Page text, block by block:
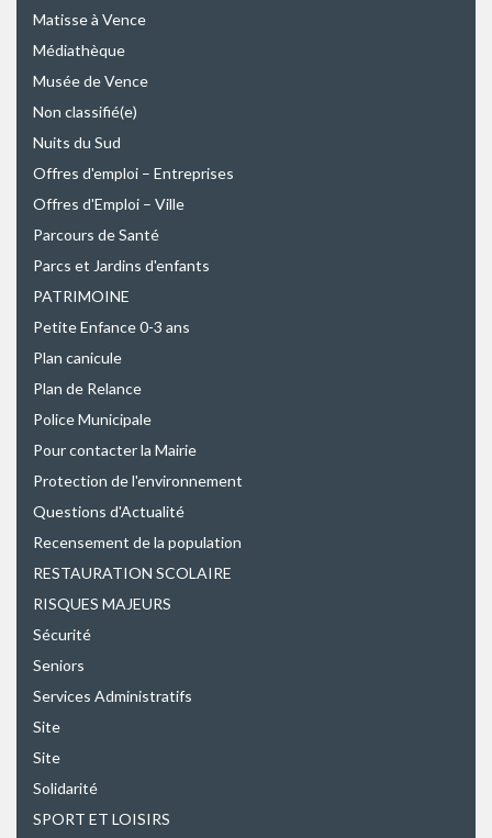
Matisse à Vence
Médiathèque
Musée de Vence
Non classifié(e)
Nuits du Sud
Offres d'emploi – Entreprises
Offres d'Emploi – Ville
Parcours de Santé
Parcs et Jardins d'enfants
PATRIMOINE
Petite Enfance 0-3 ans
Plan canicule
Plan de Relance
Police Municipale
Pour contacter la Mairie
Protection de l'environnement
Questions d'Actualité
Recensement de la population
RESTAURATION SCOLAIRE
RISQUES MAJEURS
Sécurité
Seniors
Services Administratifs
Site
Site
Solidarité
SPORT ET LOISIRS